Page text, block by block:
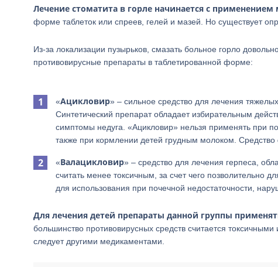
Лечение стоматита в горле начинается с
форме таблеток или спреев, гелей и мазей. Но существует
Из-за локализации пузырьков, смазать больное горло
противовирусные препараты в таблетированной форме:
«Ацикловир» – сильное средство для лечения
Синтетический препарат обладает избирательным
симптомы недуга. «Ацикловир» нельзя применять при
также при кормлении детей грудным молоком. Средство
«Валацикловир» – средство для лечения герпеса,
считать менее токсичным, за счет чего позволительно
для использования при почечной недостаточности,
Для лечения детей препараты данной группы
большинство противовирусных средств считается
следует другими медикаментами.